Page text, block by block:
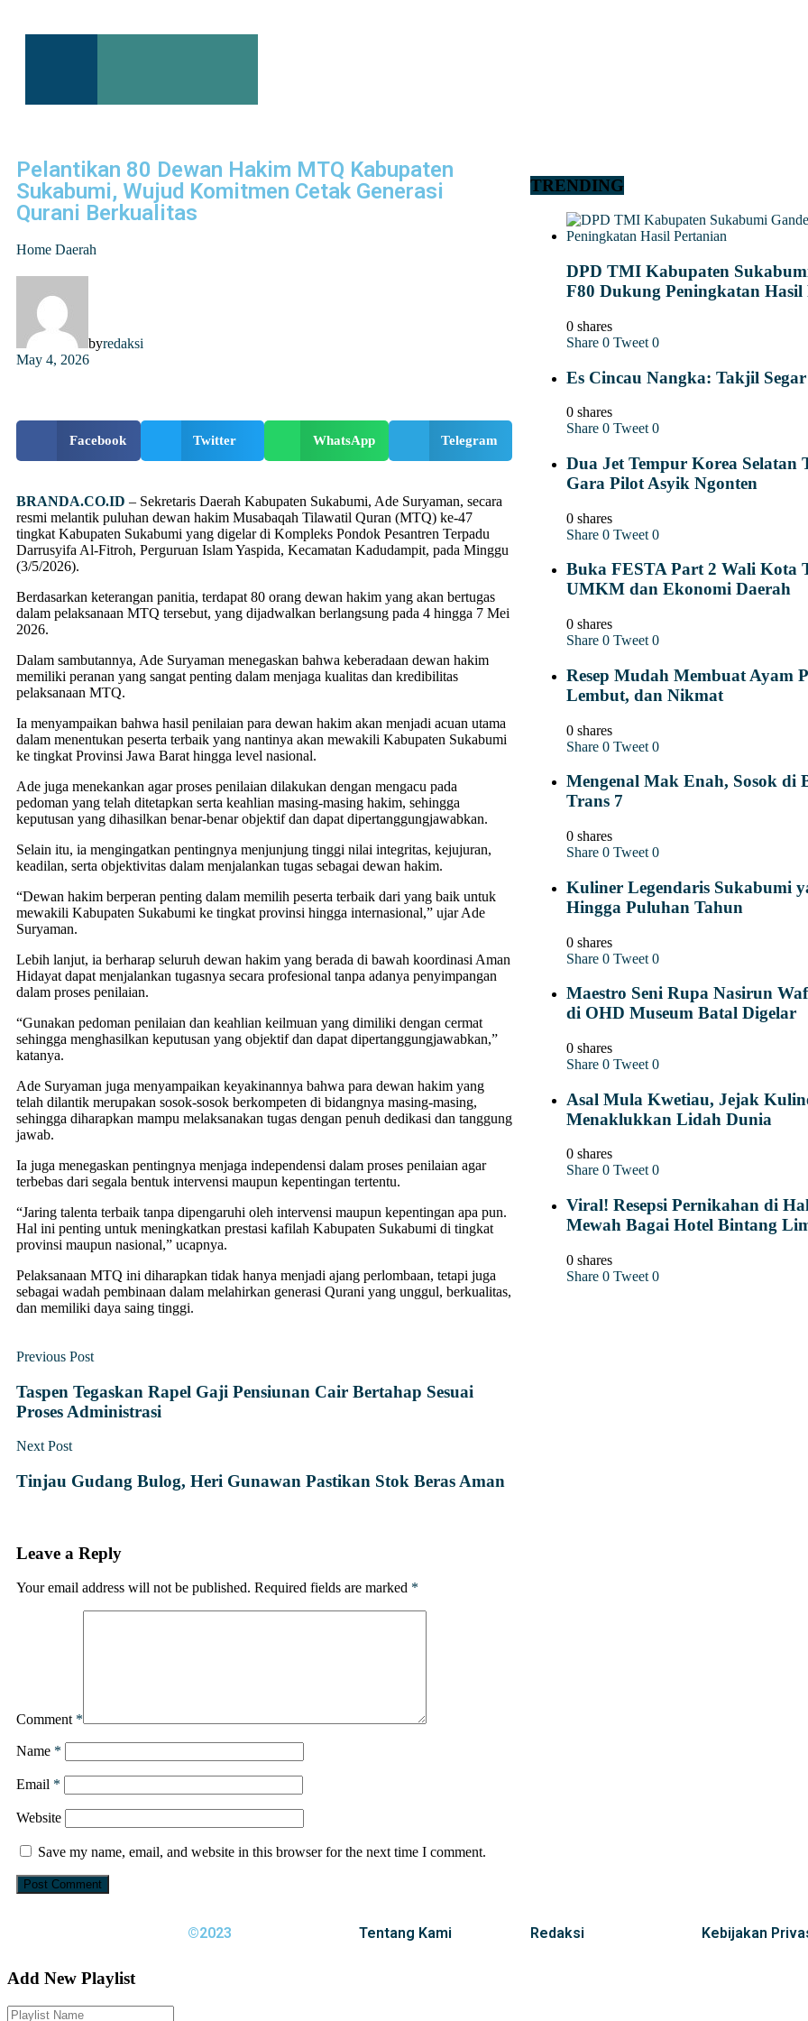
Pelantikan 80 Dewan Hakim MTQ Kabupaten
Sukabumi, Wujud Komitmen Cetak Generasi
Qurani Berkualitas
Home Daerah
byredaksi
May 4, 2026
Facebook Twitter WhatsApp Telegram
BRANDA.CO.ID – Sekretaris Daerah Kabupaten Sukabumi, Ade Suryaman, secara
resmi melantik puluhan dewan hakim Musabaqah Tilawatil Quran (MTQ) ke-47
tingkat Kabupaten Sukabumi yang digelar di Kompleks Pondok Pesantren Terpadu
Darrusyifa Al-Fitroh, Perguruan Islam Yaspida, Kecamatan Kadudampit, pada Minggu
(3/5/2026).
Berdasarkan keterangan panitia, terdapat 80 orang dewan hakim yang akan bertugas
dalam pelaksanaan MTQ tersebut, yang dijadwalkan berlangsung pada 4 hingga 7 Mei
2026.
Dalam sambutannya, Ade Suryaman menegaskan bahwa keberadaan dewan hakim
memiliki peranan yang sangat penting dalam menjaga kualitas dan kredibilitas
pelaksanaan MTQ.
Ia menyampaikan bahwa hasil penilaian para dewan hakim akan menjadi acuan utama
dalam menentukan peserta terbaik yang nantinya akan mewakili Kabupaten Sukabumi
ke tingkat Provinsi Jawa Barat hingga level nasional.
Ade juga menekankan agar proses penilaian dilakukan dengan mengacu pada
pedoman yang telah ditetapkan serta keahlian masing-masing hakim, sehingga
keputusan yang dihasilkan benar-benar objektif dan dapat dipertanggungjawabkan.
Selain itu, ia mengingatkan pentingnya menjunjung tinggi nilai integritas, kejujuran,
keadilan, serta objektivitas dalam menjalankan tugas sebagai dewan hakim.
“Dewan hakim berperan penting dalam memilih peserta terbaik dari yang baik untuk
mewakili Kabupaten Sukabumi ke tingkat provinsi hingga internasional,” ujar Ade
Suryaman.
Lebih lanjut, ia berharap seluruh dewan hakim yang berada di bawah koordinasi Aman
Hidayat dapat menjalankan tugasnya secara profesional tanpa adanya penyimpangan
dalam proses penilaian.
“Gunakan pedoman penilaian dan keahlian keilmuan yang dimiliki dengan cermat
sehingga menghasilkan keputusan yang objektif dan dapat dipertanggungjawabkan,”
katanya.
Ade Suryaman juga menyampaikan keyakinannya bahwa para dewan hakim yang
telah dilantik merupakan sosok-sosok berkompeten di bidangnya masing-masing,
sehingga diharapkan mampu melaksanakan tugas dengan penuh dedikasi dan tanggung
jawab.
Ia juga menegaskan pentingnya menjaga independensi dalam proses penilaian agar
terbebas dari segala bentuk intervensi maupun kepentingan tertentu.
“Jaring talenta terbaik tanpa dipengaruhi oleh intervensi maupun kepentingan apa pun.
Hal ini penting untuk meningkatkan prestasi kafilah Kabupaten Sukabumi di tingkat
provinsi maupun nasional,” ucapnya.
Pelaksanaan MTQ ini diharapkan tidak hanya menjadi ajang perlombaan, tetapi juga
sebagai wadah pembinaan dalam melahirkan generasi Qurani yang unggul, berkualitas,
dan memiliki daya saing tinggi.
Previous Post
Taspen Tegaskan Rapel Gaji Pensiunan Cair Bertahap Sesuai
Proses Administrasi
Next Post
Tinjau Gudang Bulog, Heri Gunawan Pastikan Stok Beras Aman
Leave a Reply
Your email address will not be published. Required fields are marked *
Comment *
Name *
Email *
Website
Save my name, email, and website in this browser for the next time I comment.
TRENDING
DPD TMI Kabupaten
F80 Dukung Peningkatan Hasil
0 shares
Share 0 Tweet 0
Es Cincau Nangka: Takjil
0 shares
Share 0 Tweet 0
Dua Jet Tempur Korea
Gara Pilot Asyik Ngonten
0 shares
Share 0 Tweet 0
Buka FESTA Part 2 Wali Kota
UMKM dan Ekonomi Daerah
0 shares
Share 0 Tweet 0
Resep Mudah Membuat Ayam
Lembut, dan Nikmat
0 shares
Share 0 Tweet 0
Mengenal Mak Enah, Sosok
Trans 7
0 shares
Share 0 Tweet 0
Kuliner Legendaris Sukabumi
Hingga Puluhan Tahun
0 shares
Share 0 Tweet 0
Maestro Seni Rupa Nasirun
di OHD Museum Batal Digelar
0 shares
Share 0 Tweet 0
Asal Mula Kwetiau, Jejak
Menaklukkan Lidah Dunia
0 shares
Share 0 Tweet 0
Viral! Resepsi Pernikahan di
Mewah Bagai Hotel Bintang
0 shares
Share 0 Tweet 0
©2023 Tentang Kami Redaksi Kebijakan
Add New Playlist